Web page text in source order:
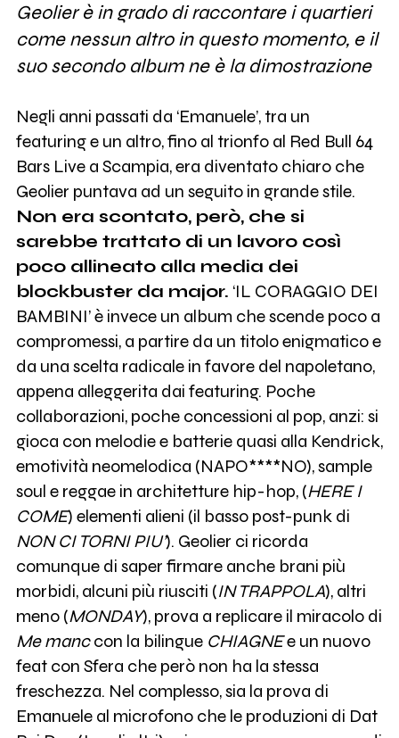
Geolier è in grado di raccontare i quartieri
come nessun altro in questo momento, e il
suo secondo album ne è la dimostrazione
Negli anni passati da ‘Emanuele’, tra un
featuring e un altro, fino al trionfo al Red Bull 64
Bars Live a Scampia, era diventato chiaro che
Geolier puntava ad un seguito in grande stile.
Non era scontato, però, che si
sarebbe trattato di un lavoro così
poco allineato alla media dei
blockbuster da major. ‘IL CORAGGIO DEI
BAMBINI’ è invece un album che scende poco a
compromessi, a partire da un titolo enigmatico e
da una scelta radicale in favore del napoletano,
appena alleggerita dai featuring. Poche
collaborazioni, poche concessioni al pop, anzi: si
gioca con melodie e batterie quasi alla Kendrick,
emotività neomelodica (NAPO****NO), sample
soul e reggae in architetture hip-hop, (HERE I
COME) elementi alieni (il basso post-punk di
NON CI TORNI PIU’). Geolier ci ricorda
comunque di saper firmare anche brani più
morbidi, alcuni più riusciti (IN TRAPPOLA), altri
meno (MONDAY), prova a replicare il miracolo di
Me manccon la bilingue CHIAGNEe un nuovo
feat con Sfera che però non ha la stessa
freschezza. Nel complesso, sia la prova di
Emanuele al microfono che le produzioni di Dat